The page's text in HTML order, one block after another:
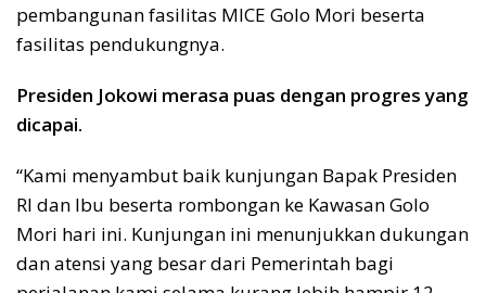
pembangunan fasilitas MICE Golo Mori beserta
fasilitas pendukungnya.
Presiden Jokowi merasa puas dengan progres yang
dicapai.
“Kami menyambut baik kunjungan Bapak Presiden
RI dan Ibu beserta rombongan ke Kawasan Golo
Mori hari ini. Kunjungan ini menunjukkan dukungan
dan atensi yang besar dari Pemerintah bagi